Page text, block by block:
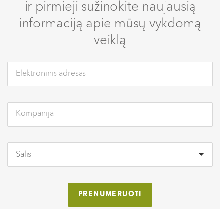
ir pirmieji sužinokite naujausią
informaciją apie mūsų vykdomą
veiklą